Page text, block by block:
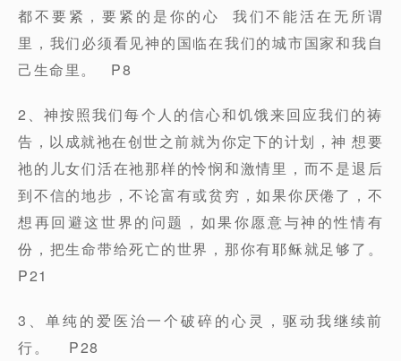
都不要紧，要紧的是你的心 我们不能活在无所谓
里，我们必须看见神的国临在我们的城市国家和我自
己生命里。 P8
2、神按照我们每个人的信心和饥饿来回应我们的祷
告，以成就祂在创世之前就为你定下的计划，神 想要
祂的儿女们活在祂那样的怜悯和激情里，而不是退后
到不信的地步，不论富有或贫穷，如果你厌倦了，不
想再回避这世界的问题，如果你愿意与神的性情有
份，把生命带给死亡的世界，那你有耶稣就足够了。
P21
3、单纯的爱医治一个破碎的心灵，驱动我继续前
行。 P28